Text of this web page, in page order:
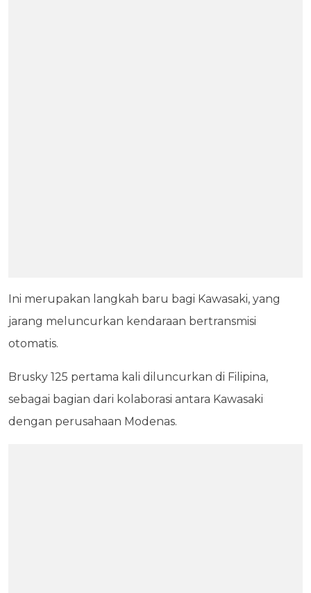
Ini merupakan langkah baru bagi Kawasaki, yang
jarang meluncurkan kendaraan bertransmisi
otomatis.
Brusky 125 pertama kali diluncurkan di Filipina,
sebagai bagian dari kolaborasi antara Kawasaki
dengan perusahaan Modenas.